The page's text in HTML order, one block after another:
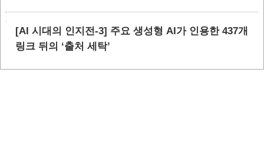
[AI 시대의 인지전-3] 주요 생성형 AI가 인용한 437개
링크 뒤의 ‘출처 세탁’